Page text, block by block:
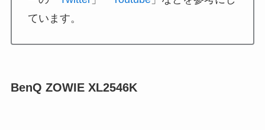
ています。
BenQ ZOWIE XL2546K